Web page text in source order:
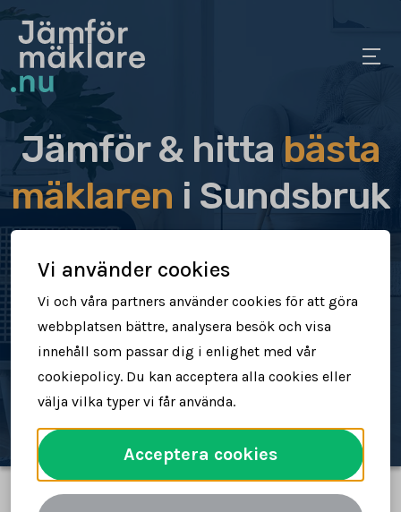
Jämför & hitta bästa
mäklaren i Sundsbruk
Sälj din bostad snabbt & tryggt
Få högre försäljningspris
Jämför mäklare
Vi använder cookies
Vi och våra partners använder cookies för att göra
webbplatsen bättre, analysera besök och visa
innehåll som passar dig i enlighet med vår
cookiepolicy. Du kan acceptera alla cookies eller
välja vilka typer vi får använda.
Acceptera cookies